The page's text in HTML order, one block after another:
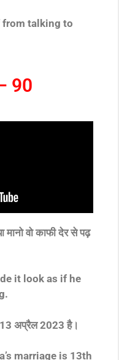
from talking to
90
मानो वो काफी देर से पढ़
it look as if he
13 अप्रैल 2023 है।
marriage is 13th